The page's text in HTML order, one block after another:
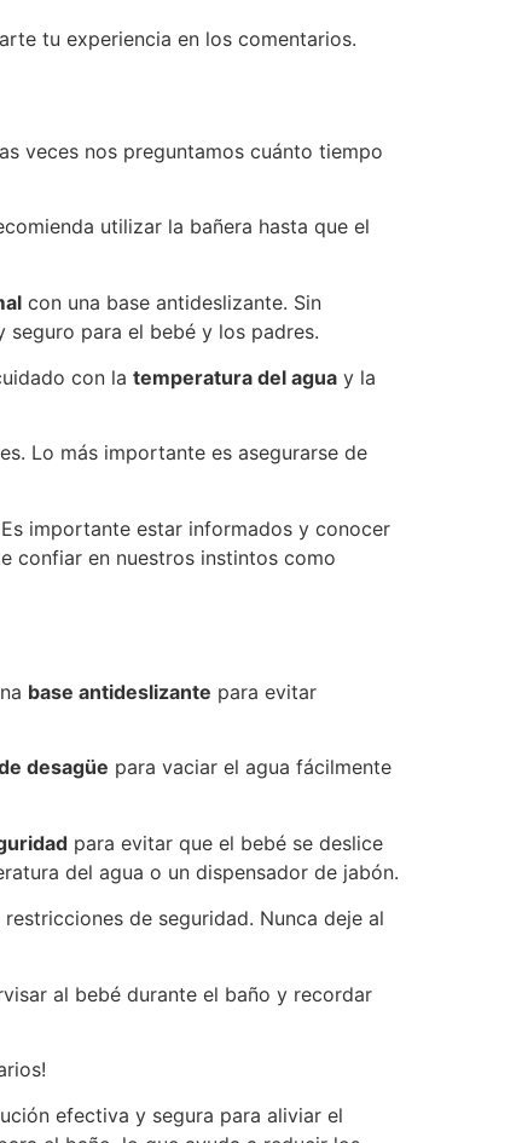
tu experiencia en los comentarios.
veces nos preguntamos cuánto tiempo
utilizar la bañera hasta que el
con una base antideslizante. Sin
para el bebé y los padres.
con la temperatura del agua y la
Lo más importante es asegurarse de
importante estar informados y conocer
confiar en nuestros instintos como
base antideslizante para evitar
desagüe para vaciar el agua fácilmente
para evitar que el bebé se deslice
del agua o un dispensador de jabón.
de seguridad. Nunca deje al
al bebé durante el baño y recordar
efectiva y segura para aliviar el